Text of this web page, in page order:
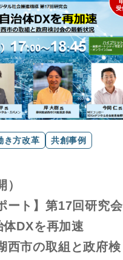
き方改革
共創事例
）
ート】第17回研究会
体DXを再加速
西市の取組と政府検